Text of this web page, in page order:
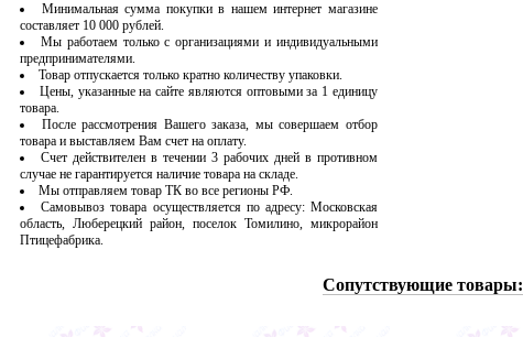
Минимальная сумма покупки в нашем интернет магазине
составляет 10 000 рублей.
Мы работаем только с организациями и индивидуальными
предпринимателями.
Товар отпускается только кратно количеству упаковки.
Цены, указанные на сайте являются оптовыми за 1 единицу
товара.
После рассмотрения Вашего заказа, мы совершаем отбор
товара и выставляем Вам счет на оплату.
Счет действителен в течении 3 рабочих дней в противном
случае не гарантируется наличие товара на складе.
Мы отправляем товар ТК во все регионы РФ.
Самовывоз товара осуществляется по адресу: Московская
область, Люберецкий район, поселок Томилино, микрорайон
Птицефабрика.
Сопутствующие товары: